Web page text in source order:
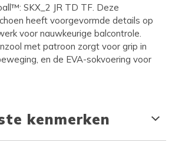
SKX_2 JR TD TF. Deze
heeft voorgevormde details op
voor nauwkeurige balcontrole.
met patroon zorgt voor grip in
en de EVA-sokvoering voor
kenmerken